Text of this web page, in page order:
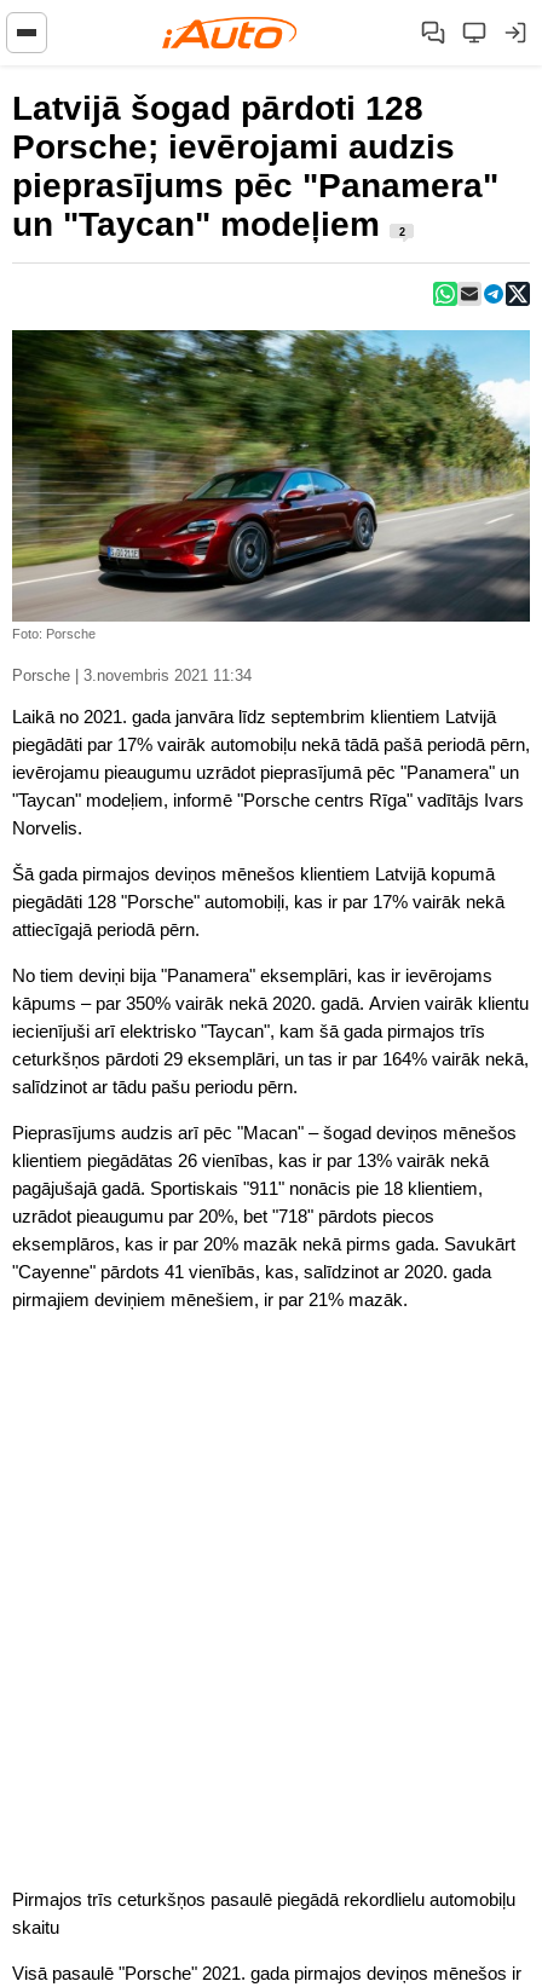
Latvijā šogad pārdoti 128
Porsche; ievērojami audzis
pieprasījums pēc "Panamera"
un "Taycan" modeļiem
2
Foto: Porsche
Porsche | 3.novembris 2021 11:34
Laikā no 2021. gada janvāra līdz septembrim klientiem Latvijā
piegādāti par 17% vairāk automobiļu nekā tādā pašā periodā pērn,
ievērojamu pieaugumu uzrādot pieprasījumā pēc "Panamera" un
"Taycan" modeļiem, informē "Porsche centrs Rīga" vadītājs Ivars
Norvelis.
Šā gada pirmajos deviņos mēnešos klientiem Latvijā kopumā
piegādāti 128 "Porsche" automobiļi, kas ir par 17% vairāk nekā
attiecīgajā periodā pērn.
No tiem deviņi bija "Panamera" eksemplāri, kas ir ievērojams
kāpums – par 350% vairāk nekā 2020. gadā. Arvien vairāk klientu
iecienījuši arī elektrisko "Taycan", kam šā gada pirmajos trīs
ceturkšņos pārdoti 29 eksemplāri, un tas ir par 164% vairāk nekā,
salīdzinot ar tādu pašu periodu pērn.
Pieprasījums audzis arī pēc "Macan" – šogad deviņos mēnešos
klientiem piegādātas 26 vienības, kas ir par 13% vairāk nekā
pagājušajā gadā. Sportiskais "911" nonācis pie 18 klientiem,
uzrādot pieaugumu par 20%, bet "718" pārdots piecos
eksemplāros, kas ir par 20% mazāk nekā pirms gada. Savukārt
"Cayenne" pārdots 41 vienībās, kas, salīdzinot ar 2020. gada
pirmajiem deviņiem mēnešiem, ir par 21% mazāk.
Pirmajos trīs ceturkšņos pasaulē piegādā rekordlielu automobiļu
skaitu
Visā pasaulē "Porsche" 2021. gada pirmajos deviņos mēnešos ir